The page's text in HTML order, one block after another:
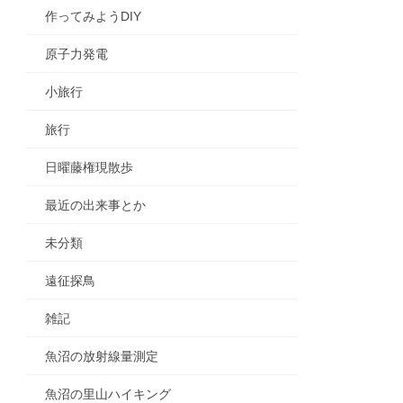
作ってみようDIY
原子力発電
小旅行
旅行
日曜藤権現散歩
最近の出来事とか
未分類
遠征探鳥
雑記
魚沼の放射線量測定
魚沼の里山ハイキング